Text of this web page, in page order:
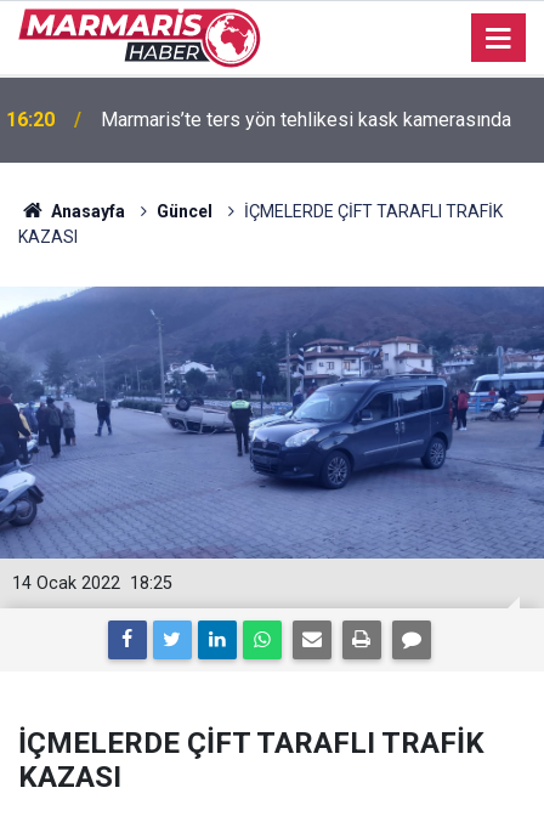
09:20 9 Ağustos - 15 Ağustos burç yorumları
Anasayfa Güncel
İÇMELERDE ÇİFT TARAFLI TRAFİK
KAZASI
18:25
14 Ocak 2022
İÇMELERDE ÇİFT TARAFLI TRAFİK
KAZASI